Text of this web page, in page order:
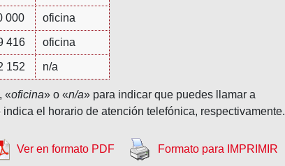
000 oficina
416 oficina
152 n/a
«oficina» o «n/a» para indicar que puedes llamar a
el horario de atención telefónica, respectivamente.
Ver en formato PDF Formato para IMPRIMIR